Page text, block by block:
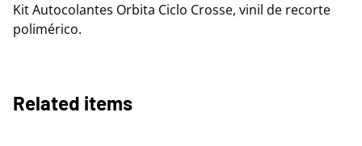
Kit Autocolantes Orbita Ciclo Crosse, vinil de recorte
polimérico.
Related items